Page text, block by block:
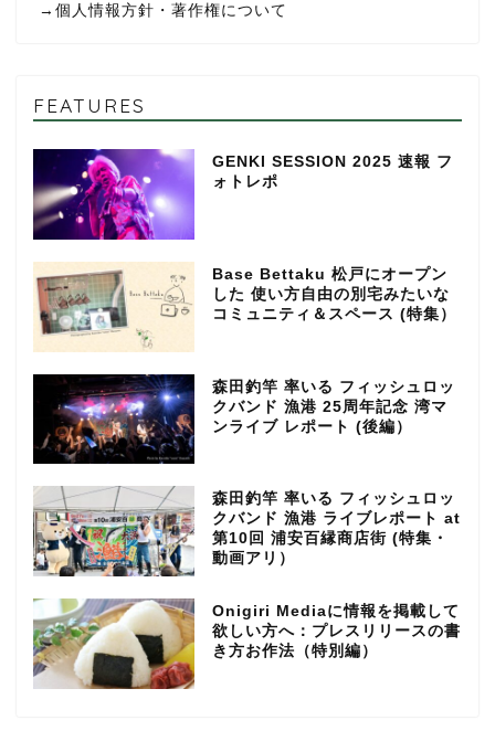
→ 個人情報方針・著作権について
FEATURES
GENKI SESSION 2025 速報 フ
ォトレポ
Base Bettaku 松戸にオープン
した 使い方自由の別宅みたいな
コミュニティ＆スペース (特集）
森田釣竿 率いる フィッシュロッ
クバンド 漁港 25周年記念 湾マ
ンライブ レポート (後編）
森田釣竿 率いる フィッシュロッ
クバンド 漁港 ライブレポート at
第10回 浦安百縁商店街 (特集・
動画アリ）
Onigiri Mediaに情報を掲載して
欲しい方へ：プレスリリースの書
き方お作法（特別編）